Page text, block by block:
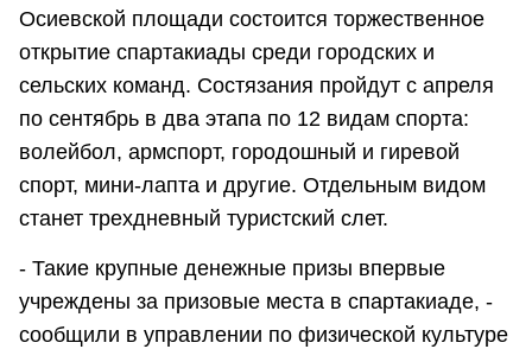
Осиевской площади состоится торжественное
открытие спартакиады среди городских и
сельских команд. Состязания пройдут с апреля
по сентябрь в два этапа по 12 видам спорта:
волейбол, армспорт, городошный и гиревой
спорт, мини-лапта и другие. Отдельным видом
станет трехдневный туристский слет.
- Такие крупные денежные призы впервые
учреждены за призовые места в спартакиаде, -
сообщили в управлении по физической культуре